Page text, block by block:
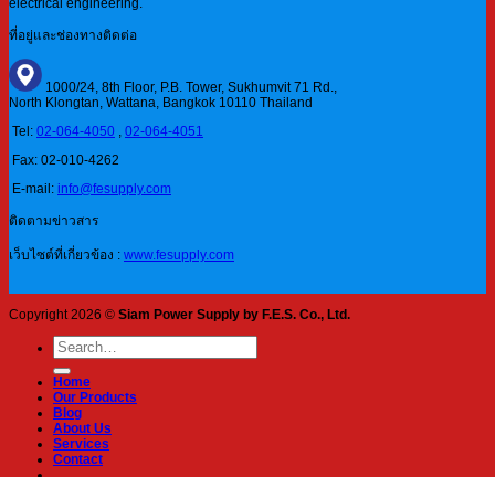
electrical engineering.
ที่อยู่และช่องทางติดต่อ
1000/24, 8th Floor, P.B. Tower, Sukhumvit 71 Rd.,
North Klongtan, Wattana, Bangkok 10110 Thailand
Tel: 02-064-4050 , 02-064-4051
Fax: 02-010-4262
E-mail: info@fesupply.com
ติดตามข่าวสาร
เว็บไซต์ที่เกี่ยวข้อง : www.fesupply.com
Copyright 2026 © Siam Power Supply by F.E.S. Co., Ltd.
Search
for:
Home
Our Products
Blog
About Us
Services
Contact